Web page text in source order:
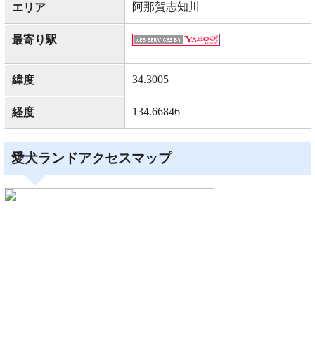
エリア 阿那賀志知川
最寄り駅
緯度 34.3005
経度 134.66846
愛犬ランドアクセスマップ